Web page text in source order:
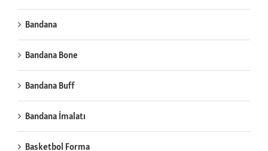
Bandana
Bandana Bone
Bandana Buff
Bandana İmalatı
Basketbol Forma